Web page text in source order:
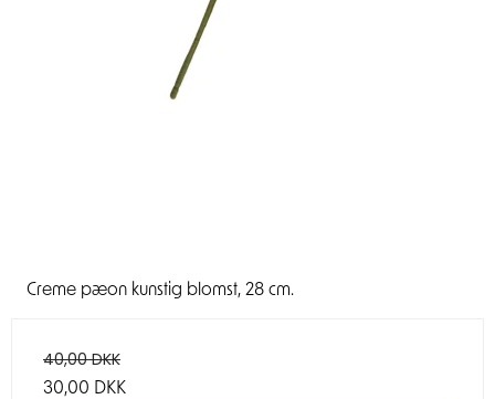
Creme pæon kunstig blomst, 28 cm.
40,00 DKK
30,00 DKK